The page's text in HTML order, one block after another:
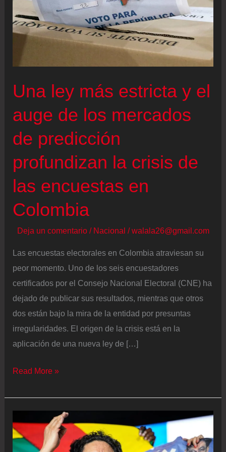
Una ley más estricta y el
auge de los mercados
de predicción
profundizan la crisis de
las encuestas en
Colombia
Deja un comentario / Nacional /walala26@gmail.com
Las encuestas electorales en Colombia atraviesan su
peor momento. Uno de los seis encuestadores
certificados por el Consejo Nacional Electoral (CNE) ha
dejado de publicar sus resultados, mientras que otros
dos están bajo la mira de la entidad por presuntas
irregularidades. El origen de la crisis está en la
aplicación de una nueva ley de […]
Una
más
y
Read More »